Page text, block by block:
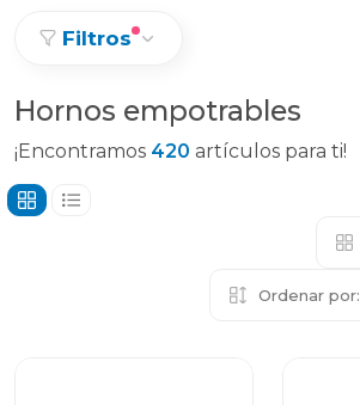
Filtros
Hornos empotrables
¡Encontramos 420 artículos para ti!
Ordenar por: